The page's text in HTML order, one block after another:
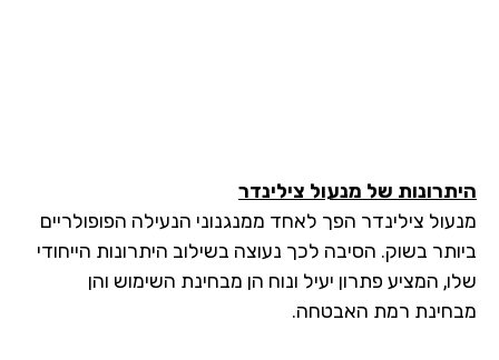
של מנעול צילינדר
צילינדר הפך לאחד ממנגנוני הנעילה הפופולריים
בשוק. הסיבה לכך נעוצה בשילוב היתרונות הייחודי
המציע פתרון יעיל ונוח הן מבחינת השימוש והן
רמת האבטחה.